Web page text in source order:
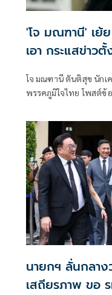
'โจ มณฑานี' เย้
เอา กระแสข่าว
โจ มณฑานี ตันติสุข นักเ
พรรคภูมิใจไทย โพสต์ข้
ที่เป็นพรรคที่ทุกฝั่งลืมได้
นายกฯ ลั่นกลา
เสถียรภาพ ขอ